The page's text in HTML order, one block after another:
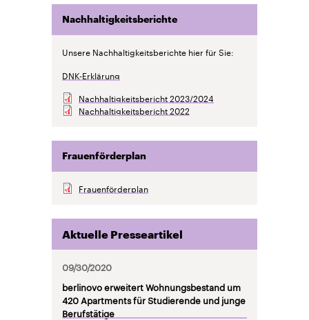
Nachhaltigkeitsberichte
Unsere Nachhaltigkeitsberichte hier für Sie:
DNK-Erklärung
Nachhaltigkeitsbericht 2023/2024
Nachhaltigkeitsbericht 2022
Frauenförderplan
Frauenförderplan
Aktuelle Presseartikel
09/30/2020
berlinovo erweitert Wohnungsbestand um
420 Apartments für Studierende und junge
Berufstätige